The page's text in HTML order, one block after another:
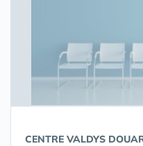
CENTRE VALDYS